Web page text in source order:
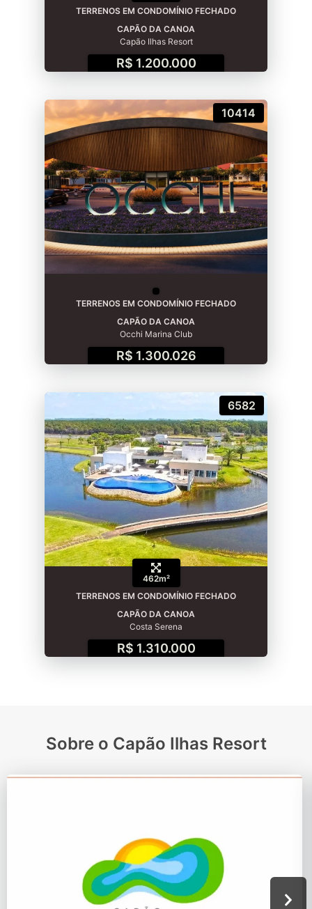
TERRENOS EM CONDOMÍNIO FECHADO
CAPÃO DA CANOA
Capão Ilhas Resort
R$ 1.200.000
10414
TERRENOS EM CONDOMÍNIO FECHADO
CAPÃO DA CANOA
Occhi Marina Club
R$ 1.300.026
6582
462m²
TERRENOS EM CONDOMÍNIO FECHADO
CAPÃO DA CANOA
Costa Serena
R$ 1.310.000
Sobre o Capão Ilhas Resort